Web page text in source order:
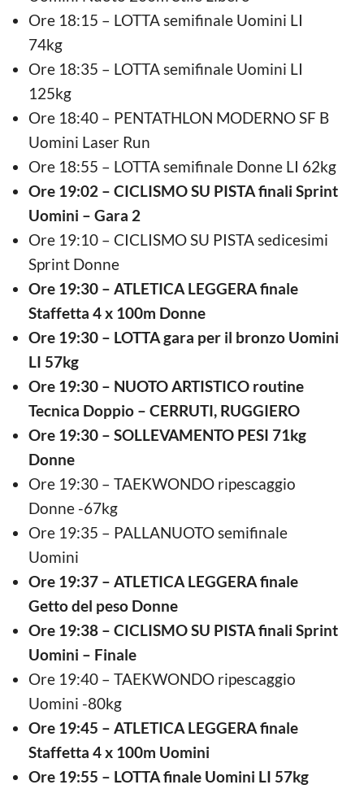
Ore 18:15 – LOTTA semifinale Uomini LI
74kg
Ore 18:35 – LOTTA semifinale Uomini LI
125kg
Ore 18:40 – PENTATHLON MODERNO SF B
Uomini Laser Run
Ore 18:55 – LOTTA semifinale Donne LI 62kg
Ore 19:02 – CICLISMO SU PISTA finali Sprint
Uomini – Gara 2
Ore 19:10 – CICLISMO SU PISTA sedicesimi
Sprint Donne
Ore 19:30 – ATLETICA LEGGERA finale
Staffetta 4 x 100m Donne
Ore 19:30 – LOTTA gara per il bronzo Uomini
LI 57kg
Ore 19:30 – NUOTO ARTISTICO routine
Tecnica Doppio – CERRUTI, RUGGIERO
Ore 19:30 – SOLLEVAMENTO PESI 71kg
Donne
Ore 19:30 – TAEKWONDO ripescaggio
Donne -67kg
Ore 19:35 – PALLANUOTO semifinale
Uomini
Ore 19:37 – ATLETICA LEGGERA finale
Getto del peso Donne
Ore 19:38 – CICLISMO SU PISTA finali Sprint
Uomini – Finale
Ore 19:40 – TAEKWONDO ripescaggio
Uomini -80kg
Ore 19:45 – ATLETICA LEGGERA finale
Staffetta 4 x 100m Uomini
Ore 19:55 – LOTTA finale Uomini LI 57kg